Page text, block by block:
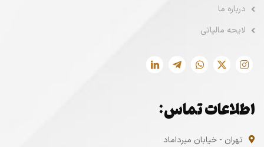
درباره ما
لایحه مالیاتی
اطلاعات تماس:
تهران - خیابان میرداماد